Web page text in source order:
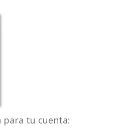
para tu cuenta: